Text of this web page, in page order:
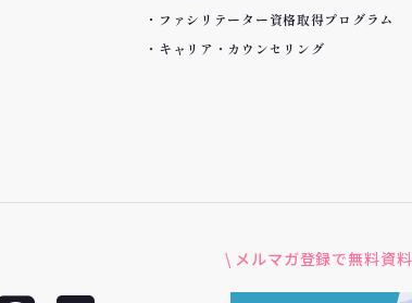
ファシリテーター資格取得プログラム
キャリア・カウンセリング
\ メルマガ登録で無料資